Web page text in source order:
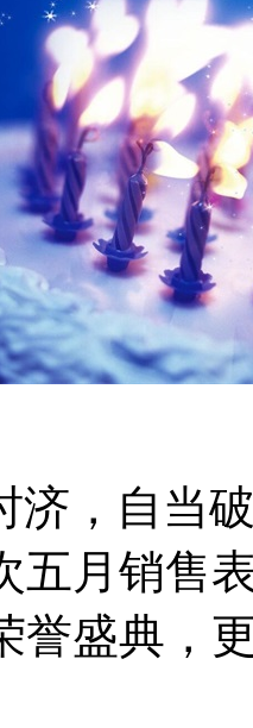
济，自当
五月销售
誉盛典，